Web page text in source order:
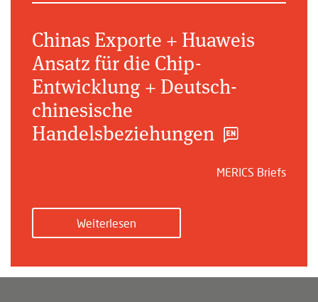
Chinas Exporte + Huaweis
Ansatz für die Chip-
Entwicklung + Deutsch-
chinesische
Handelsbeziehungen
MERICS Briefs
Weiterlesen